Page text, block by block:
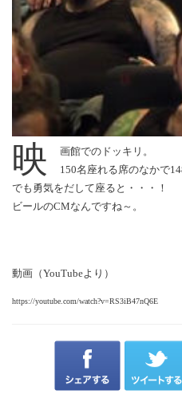
映
画館でのドッキリ。
150名座れる席のなかで
でも勇気をだして座ると・・・！
ビールのCMなんですね～。
動画（YouTubeより）
https://youtube.com/watch?v=RS3iB47nQ6E